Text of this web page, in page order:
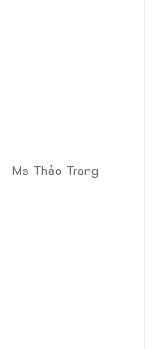
Ms Thảo Trang